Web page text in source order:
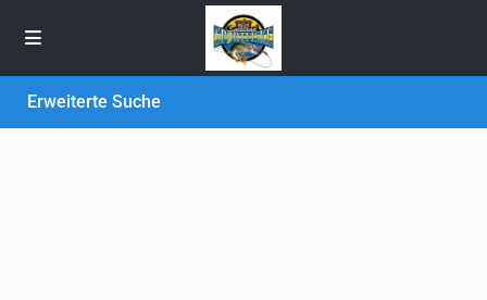
Erweiterte Suche